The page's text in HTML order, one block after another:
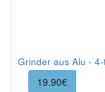
Grinder aus Alu -
19.90€